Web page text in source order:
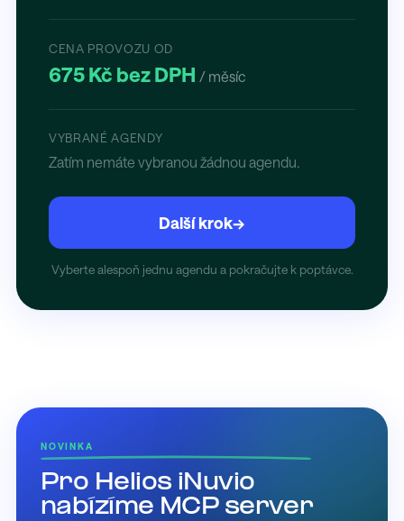
CENA PROVOZU OD
675 Kč bez DPH / měsíc
VYBRANÉ AGENDY
Zatím nemáte vybranou žádnou agendu.
Další krok→
Vyberte alespoň jednu agendu a pokračujte k poptávce.
NOVINKA
Pro Helios iNuvio
nabízíme MCP server